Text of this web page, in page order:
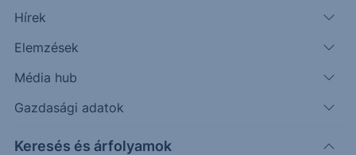
Hírek
Elemzések
Média hub
Gazdasági adatok
Keresés és árfolyamok
Témák szerint